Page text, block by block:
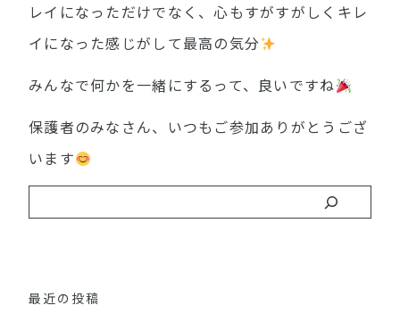
レイになっただけでなく、心もすがすがしくキレ
イになった感じがして最高の気分
みんなで何かを一緒にするって、良いですね
保護者のみなさん、いつもご参加ありがとうござ
います
最近の投稿